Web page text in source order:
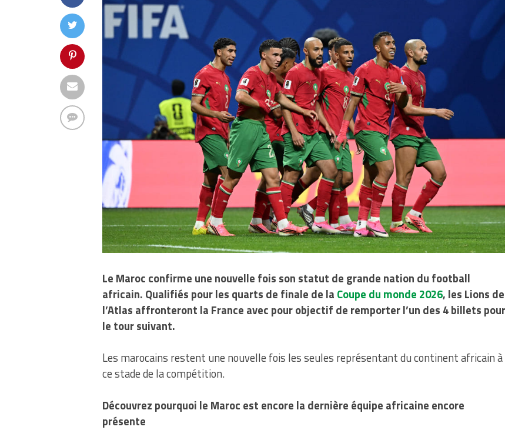
Le Maroc confirme une nouvelle fois son statut de grande nation du football
africain. Qualifiés pour les quarts de finale de la Coupe du monde 2026, les Lions de
l’Atlas affronteront la France avec pour objectif de remporter l’un des 4 billets pour
le tour suivant.
Les marocains restent une nouvelle fois les seules représentant du continent africain à
ce stade de la compétition.
Découvrez pourquoi le Maroc est encore la dernière équipe africaine encore
présente